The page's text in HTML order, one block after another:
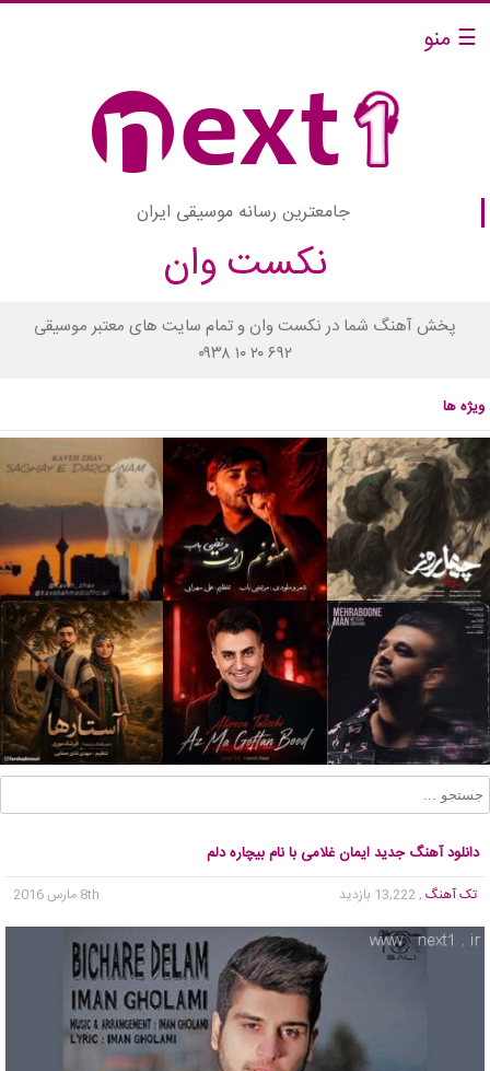
☰ منو
جامعترین رسانه موسیقی ایران
نکست وان
پخش آهنگ شما در نکست وان و تمام سایت های معتبر موسیقی
۰۹۳۸ ۱۰ ۲۰ ۶۹۲
ویژه ها
دانلود آهنگ جدید ایمان غلامی با نام بیچاره دلم
تک آهنگ , 13,222 بازدید 8th مارس 2016